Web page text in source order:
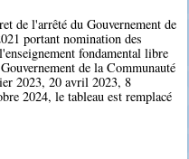
de l'arrêté du Gouvernement de
portant nomination des
fondamental libre
de la Communauté
2023, 20 avril 2023, 8
2024, le tableau est remplacé